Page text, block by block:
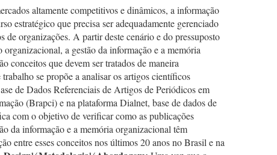
altamente competitivos e dinâmicos, a informação
estratégico que precisa ser adequadamente gerenciado
de organizações. A partir deste cenário e do pressuposto
organizacional, a gestão da informação e a memória
conceitos que devem ser tratados de maneira
trabalho se propõe a analisar os artigos científicos
de Dados Referenciais de Artigos de Periódicos em
(Brapci) e na plataforma Dialnet, base de dados de
com o objetivo de verificar como as publicações
da informação e a memória organizacional têm
entre esses conceitos nos últimos 20 anos no Brasil e na